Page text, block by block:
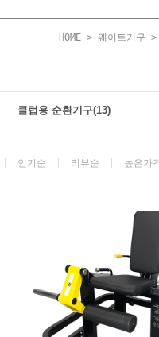
HOME > 웨이트기구 >
클럽용 순환기구(13)
인기순 리뷰순 높은가